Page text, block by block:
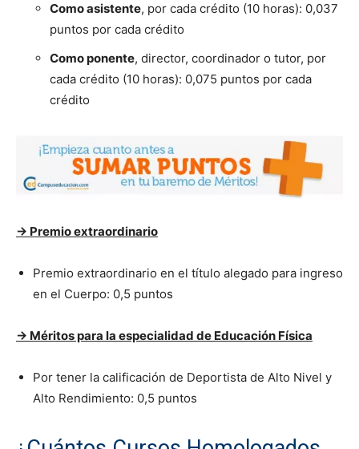
Como asistente, por cada crédito (10 horas): 0,037
puntos por cada crédito
Como ponente, director, coordinador o tutor, por
cada crédito (10 horas): 0,075 puntos por cada
crédito
-> Premio extraordinario
Premio extraordinario en el título alegado para ingreso
en el Cuerpo: 0,5 puntos
-> Méritos para la especialidad de Educación Física
Por tener la calificación de Deportista de Alto Nivel y
Alto Rendimiento: 0,5 puntos